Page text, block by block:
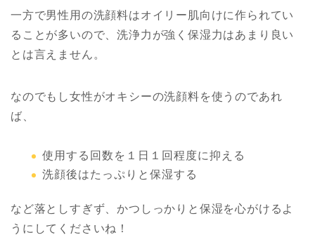
一方で男性用の洗顔料はオイリー肌向けに作られてい
ることが多いので、洗浄力が強く保湿力はあまり良い
とは言えません。
なのでもし女性がオキシーの洗顔料を使うのであれ
ば、
使用する回数を１日１回程度に抑える
洗顔後はたっぷりと保湿する
など落としすぎず、かつしっかりと保湿を心がけるよ
うにしてくださいね！